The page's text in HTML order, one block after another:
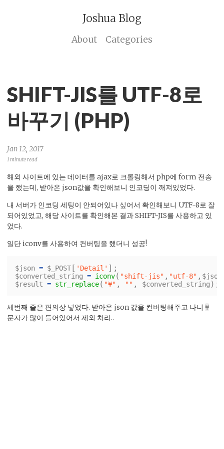
Joshua Blog
About Categories
SHIFT-JIS를 UTF-8로
바꾸기 (PHP)
Jan 12, 2017
1 minute read
해외 사이트에 있는 데이터를 ajax로 크롤링해서 php에 form 전송
을 했는데, 받아온 json값을 확인해보니 인코딩이 깨져있었다.
내 서버가 인코딩 세팅이 안되어있나 싶어서 확인해보니 UTF-8로 잘
되어있었고, 해당 사이트를 확인해본 결과 SHIFT-JIS를 사용하고 있
었다.
일단 iconv를 사용하여 컨버팅을 했더니 성공!
$json = $_POST[ 'Detail' ];
$converted_string = iconv( "shift-jis" , "utf-8" , $json
$result = str_replace( "¥" , "" , $converted_string );
세번째 줄은 편의상 넣었다. 받아온 json 값을 컨버팅해주고 나니 ¥
문자가 많이 들어있어서 제외 처리..